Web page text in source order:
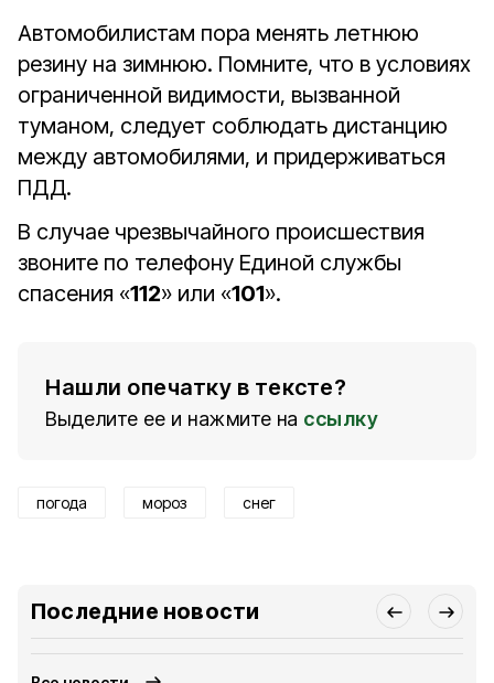
Автомобилистам пора менять летнюю
резину на зимнюю. Помните, что в условиях
ограниченной видимости, вызванной
туманом, следует соблюдать дистанцию
между автомобилями, и придерживаться
ПДД.
В случае чрезвычайного происшествия
звоните по телефону Единой службы
спасения «112» или «101».
Нашли опечатку в тексте?
Выделите ее и нажмите на ссылку
погода мороз снег
Последние новости